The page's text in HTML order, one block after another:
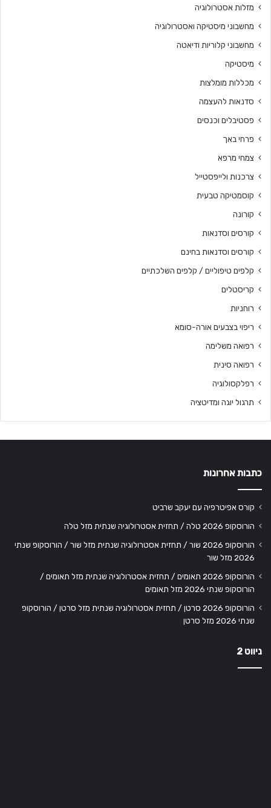
מזלות אסטרולוגיה
מחשבוני מיסטיקה ואסטרולוגיה
מחשבוני קלוריות ודיאטה
מיסטיקה
מכללות מומלצות
סדנאות להעצמה
פסטיבלים וכנסים
פרחי באך
צמחי מרפא
צרכנות ולייפסטייל
קוסמטיקה טבעית
קורונה
קורסים וסדנאות
קורסים וסדנאות בחינם
קלפים טיפוליים / קלפים השלכתיים
קריסטלים
רוחניות
ריפוי בצבעים אורה-סומא
רפואה משלימה
רפואה סינית
רפלקסולוגיה
תרגול יוגה ומדיטציה
כתבות אחרונות
קורס אפיטרפיה עם יעקב שרביט
הורוסקופ 2026 טלה / תחזית אסטרולוגיה שנתית מזל טלה
הורוסקופ 2026 שור / תחזית אסטרולוגיה שנתית מזל שור / הורוסקופ שנתי
2026 מזל שור
הורוסקופ 2026 תאומים / תחזית אסטרולוגיה שנתית מזל תאומים /
הורוסקופ שנתי 2026 מזל תאומים
הורוסקופ 2026 סרטן / תחזית אסטרולוגיה שנתית מזל סרטן / הורוסקופ
שנתי 2026 מזל סרטן
ניווט 2